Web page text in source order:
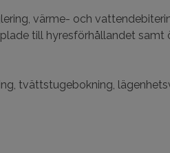
värme- och
till hyresförhållandet samt
tvättstugebokning,